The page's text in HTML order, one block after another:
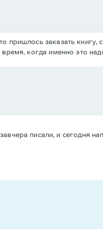
пришлось заказать
когда именно это
писали, и сегодня